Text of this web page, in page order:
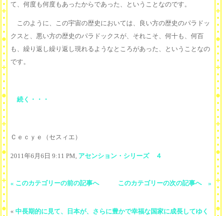
て、何度も何度もあったからであった、ということなのです。
このように、この宇宙の歴史においては、良い方の歴史のパラドッ
クスと、悪い方の歴史のパラドックスが、それこそ、何十も、何百
も、繰り返し繰り返し現れるようなところがあった、ということなの
です。
続く・・・
Ｃｅｃｙｅ（セスィエ）
2011年6月6日 9:11 PM, アセンション・シリーズ ４
« このカテゴリーの前の記事へ このカテゴリーの次の記事へ »
« 中長期的に見て、日本が、さらに豊かで幸福な国家に成長してゆく